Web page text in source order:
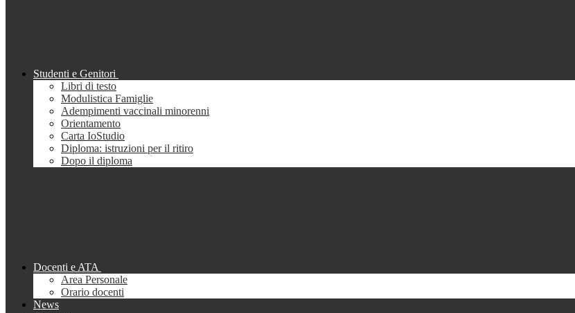
Studenti e Genitori
Libri di testo
Modulistica Famiglie
Adempimenti vaccinali minorenni
Orientamento
Carta IoStudio
Diploma: istruzioni per il ritiro
Dopo il diploma
Docenti e ATA
Area Personale
Orario docenti
News